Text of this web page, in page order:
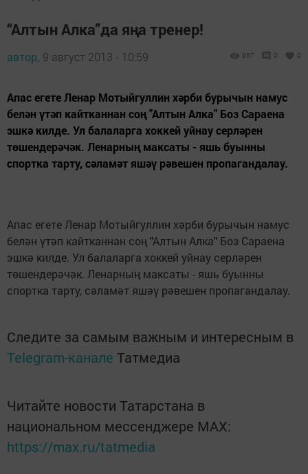
“Алтын Алка”да яңа тренер!
автор, 9 август 2013 - 10:59 957 0 0
Апас егете Ленар Мотыйгуллин хәрби бурычын намус
белән үтәп кайтканнан соң "Алтын Алка" Боз Сараена
эшкә килде. Ул балаларга хоккей уйнау серләрен
төшендерәчәк. Ленарның максаты - яшь буынны
спортка тарту, сәламәт яшәү рәвешен пропагандалау.
Апас егете Ленар Мотыйгуллин хәрби бурычын намус
белән үтәп кайтканнан соң "Алтын Алка" Боз Сараена
эшкә килде. Ул балаларга хоккей уйнау серләрен
төшендерәчәк. Ленарның максаты - яшь буынны
спортка тарту, сәламәт яшәү рәвешен пропагандалау.
Следите за самым важным и интересным в
Telegram-канале Татмедиа
Читайте новости Татарстана в
национальном мессенджере MАХ:
https://max.ru/tatmedia